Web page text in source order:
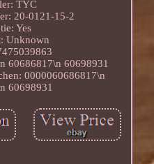
TYC
20-0121-15-2
Yes
Unknown
60686817\n 60698931
0000060686817\n
60698931